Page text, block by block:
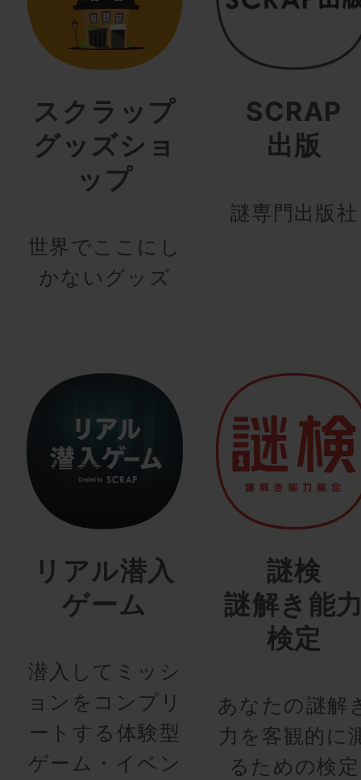
スクラップ
グッズショ
ップ
世界でここにし
かないグッズ
SCRAP
出版
謎専門出版社
リアル潜入
ゲーム
潜入してミッシ
ョンをコンプリ
ートする体験型
ゲーム・イベン
謎検
謎解き能
検定
あなたの謎解
力を客観的に
るための検定